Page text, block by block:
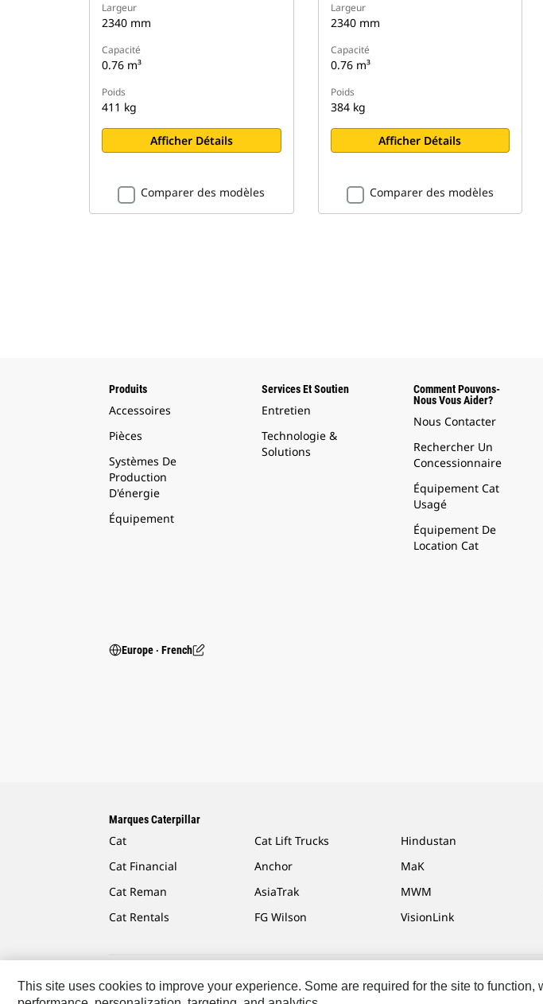
Largeur
2340 mm
Capacité
0.76 m³
Poids
411 kg
Afficher Détails
Comparer des modèles
Largeur
2340 mm
Capacité
0.76 m³
Poids
384 kg
Afficher Détails
Comparer des modèles
Produits
Accessoires
Pièces
Systèmes De
Production
D'énergie
Équipement
Services Et Soutien
Entretien
Technologie &
Solutions
Comment Pouvons-
Nous Vous Aider?
Nous Contacter
Rechercher Un
Concessionnaire
Équipement Cat
Usagé
Équipement De
Location Cat
Europe ‧ French
Marques Caterpillar
Cat
Cat Financial
Cat Reman
Cat Rentals
Cat Lift Trucks
Anchor
AsiaTrak
FG Wilson
Hindustan
MaK
MWM
VisionLink
Caterpillar.com Contacter Caterpillar Mes Préférences Marketing Plan Du Site Cookie
This site uses cookies to improve your experience. Some are required for the site to function,